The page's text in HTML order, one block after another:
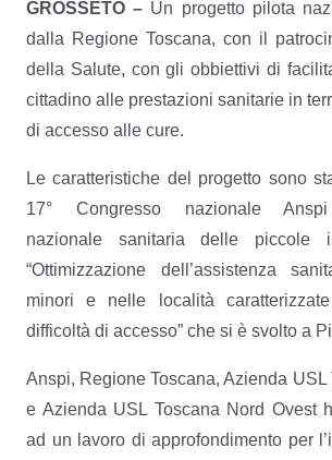
GROSSETO – Un progetto pilota
dalla Regione Toscana, con il
della Salute, con gli obbiettivi di
cittadino alle prestazioni sanitarie in
di accesso alle cure.
Le caratteristiche del progetto sono
17° Congresso nazionale Anspi
nazionale sanitaria delle piccole
“Ottimizzazione dell’assistenza
minori e nelle località
difficoltà di accesso” che si è svolto a
Anspi, Regione Toscana, Azienda USL
e Azienda USL Toscana Nord Ovest
ad un lavoro di approfondimento per